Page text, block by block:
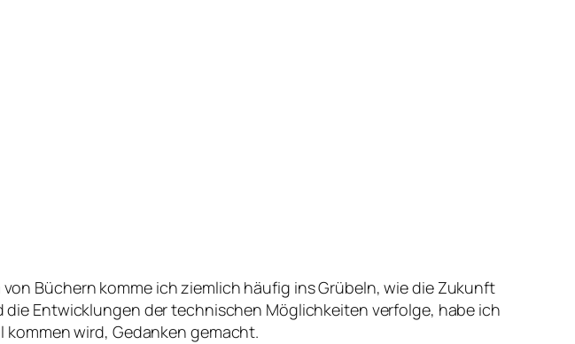
Büchern komme ich ziemlich häufig ins Grübeln, wie die Zukunft
Entwicklungen der technischen Möglichkeiten verfolge, habe ich
wird, Gedanken gemacht.